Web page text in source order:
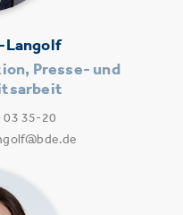
Presse- und
03 35-20